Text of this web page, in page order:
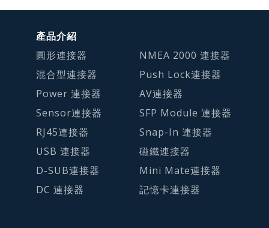
產品介紹
圓形連接器
混合型連接器
Power 連接器
Sensor連接器
RJ45連接器
USB 連接器
D-SUB連接器
DC 連接器
NMEA 2000 連接器
Push Lock連接器
AV連接器
SFP Module 連接器
Snap-In 連接器
磁鐵連接器
Mini Mate連接器
記憶卡連接器